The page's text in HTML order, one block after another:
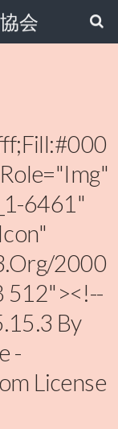
会
6461"
2000
512"><!--
By
-
License